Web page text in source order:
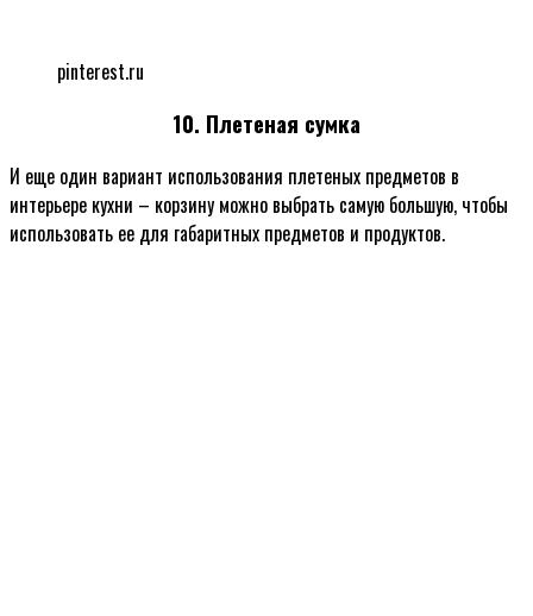
pinterest.ru
10. Плетеная сумка
И еще один вариант использования плетеных предметов в
интерьере кухни – корзину можно выбрать самую большую, чтобы
использовать ее для габаритных предметов и продуктов.